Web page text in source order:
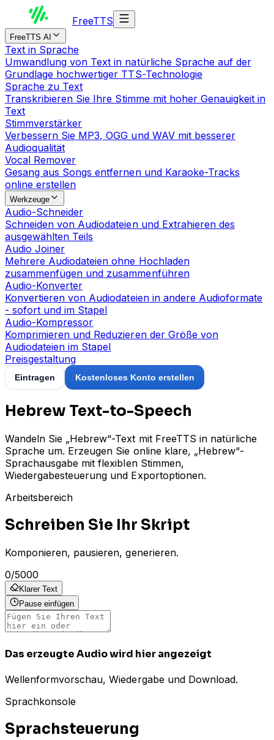
FreeTTS
FreeTTS AI
Text in Sprache
Umwandlung von Text in natürliche Sprache auf der
Grundlage hochwertiger TTS-Technologie
Sprache zu Text
Transkribieren Sie Ihre Stimme mit hoher Genauigkeit in
Text
Stimmverstärker
Verbessern Sie MP3, OGG und WAV mit besserer
Audioqualität
Vocal Remover
Gesang aus Songs entfernen und Karaoke-Tracks
online erstellen
Werkzeuge
Audio-Schneider
Schneiden von Audiodateien und Extrahieren des
ausgewählten Teils
Audio Joiner
Mehrere Audiodateien ohne Hochladen
zusammenfügen und zusammenführen
Audio-Konverter
Konvertieren von Audiodateien in andere Audioformate
- sofort und im Stapel
Audio-Kompressor
Komprimieren und Reduzieren der Größe von
Audiodateien im Stapel
Preisgestaltung
Eintragen Kostenloses Konto erstellen
Hebrew Text-to-Speech
Wandeln Sie „Hebrew“-Text mit FreeTTS in natürliche
Sprache um. Erzeugen Sie online klare, „Hebrew“-
Sprachausgabe mit flexiblen Stimmen,
Wiedergabesteuerung und Exportoptionen.
Arbeitsbereich
Schreiben Sie Ihr Skript
Komponieren, pausieren, generieren.
0/5000
Klarer Text
Pause einfügen
Das erzeugte Audio wird hier angezeigt
Wellenformvorschau, Wiedergabe und Download.
Sprachkonsole
Sprachsteuerung